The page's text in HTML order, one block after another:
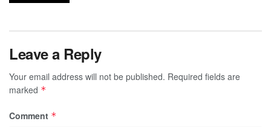
Leave a Reply
Your email address will not be published. Required fields are
marked *
Comment *